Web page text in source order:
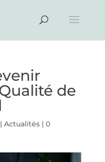
de
| Actualités| 0